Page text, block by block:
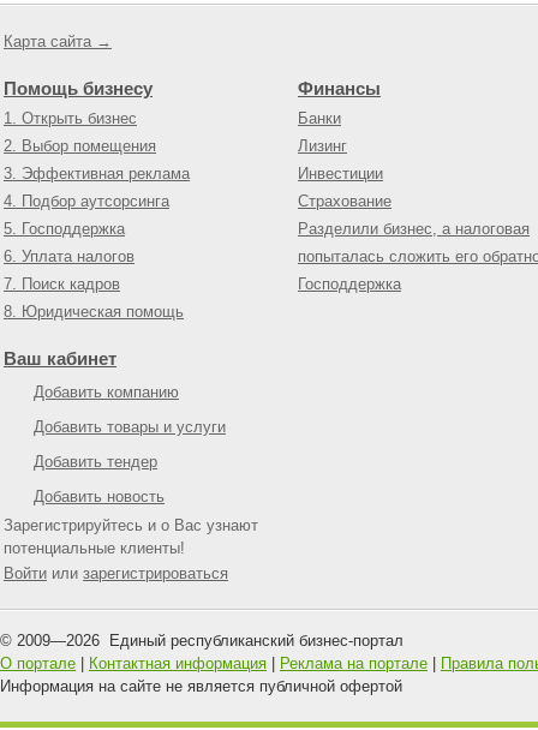
Карта сайта →
Помощь бизнесу
1. Открыть бизнес
2. Выбор помещения
3. Эффективная реклама
4. Подбор аутсорсинга
5. Господдержка
6. Уплата налогов
7. Поиск кадров
8. Юридическая помощь
Финансы
Банки
Лизинг
Инвестиции
Страхование
Разделили бизнес, а налоговая
попыталась сложить его
Господдержка
Ваш кабинет
Добавить компанию
Добавить товары и услуги
Добавить тендер
Добавить новость
Зарегистрируйтесь и о Вас узнают
потенциальные клиенты!
Войти или зарегистрироваться
© 2009—2026 Единый республиканский бизнес-портал
О портале
Контактная информация Реклама на портале
Правила
Информация на сайте не является публичной офертой